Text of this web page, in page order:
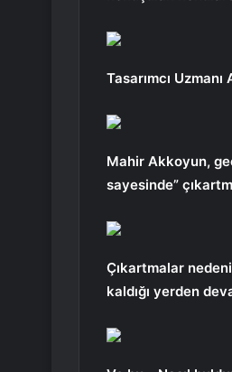
Tasarımcı
Mahir Akkoyun,
sayesinde”
Çıkartmalar
kaldığı yerden